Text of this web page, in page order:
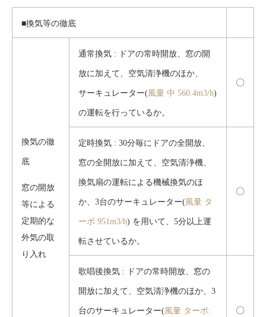
■換気等の徹底
換気の徹
底
窓の開放
等による
定期的な
外気の取
り入れ
通常換気 : ドアの常時開放、窓の開
放に加えて、空気清浄機のほか、
サーキュレーター( 風量 中 560.4m3/h)
の運転を行っているか。
〇
定時換気 : 30分毎にドアの全開放、
窓の全開放に加えて、空気清浄機、
換気扇の運転による機械換気のほ
か、3台のサーキュレーター( 風量 タ
ーボ 951m3/h) を用いて、5分以上運
転させているか。
〇
歌唱後換気 : ドアの常時開放、窓の
開放に加えて、空気清浄機のほか、3
台のサーキュレーター( 風量 ターボ: 〇